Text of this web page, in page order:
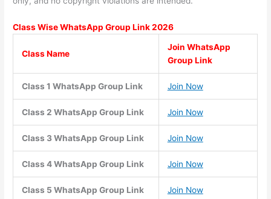
Class Wise WhatsApp GroupLink 2026
Class Name
Join WhatsApp
Group Link
Class 1 WhatsApp Group Link Join Now
Class 2 WhatsApp Group Link Join Now
Class 3 WhatsApp Group Link Join Now
Class 4 WhatsApp Group Link Join Now
Class 5 WhatsApp Group Link Join Now